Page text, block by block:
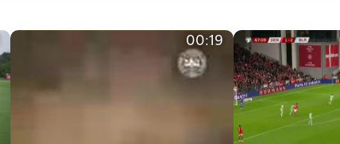
00:19